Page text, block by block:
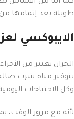
طويلة بعد إتمامها
الايبوكسي
الخزان يعتبر من
بتوفير مياه شرب
وكل الاحتياجات
لأنه مع مرور الوقت،